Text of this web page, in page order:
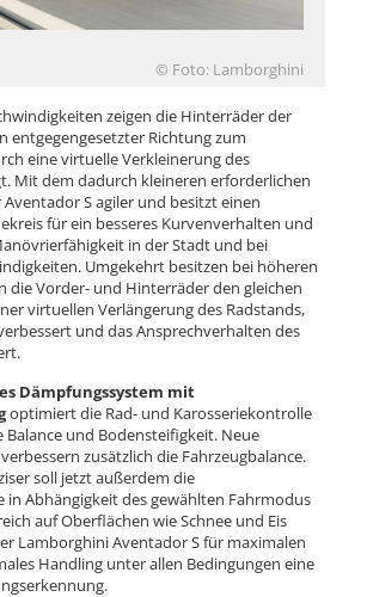
© Foto: Lamborghini
zeigen die Hinterräder der
entgegengesetzter Richtung zum
eine virtuelle Verkleinerung des
Mit dem dadurch kleineren erforderlichen
S agiler und besitzt einen
für ein besseres Kurvenverhalten und
in der Stadt und bei
Umgekehrt besitzen bei höheren
die Vorder- und Hinterräder den gleichen
virtuellen Verlängerung des Radstands,
und das Ansprechverhalten des
Dämpfungssystem mit
optimiert die Rad- und Karosseriekontrolle
und Bodensteifigkeit. Neue
zusätzlich die Fahrzeugbalance.
soll jetzt außerdem die
Abhängigkeit des gewählten Fahrmodus
auf Oberflächen wie Schnee und Eis
Lamborghini Aventador S für maximalen
Handling unter allen Bedingungen eine